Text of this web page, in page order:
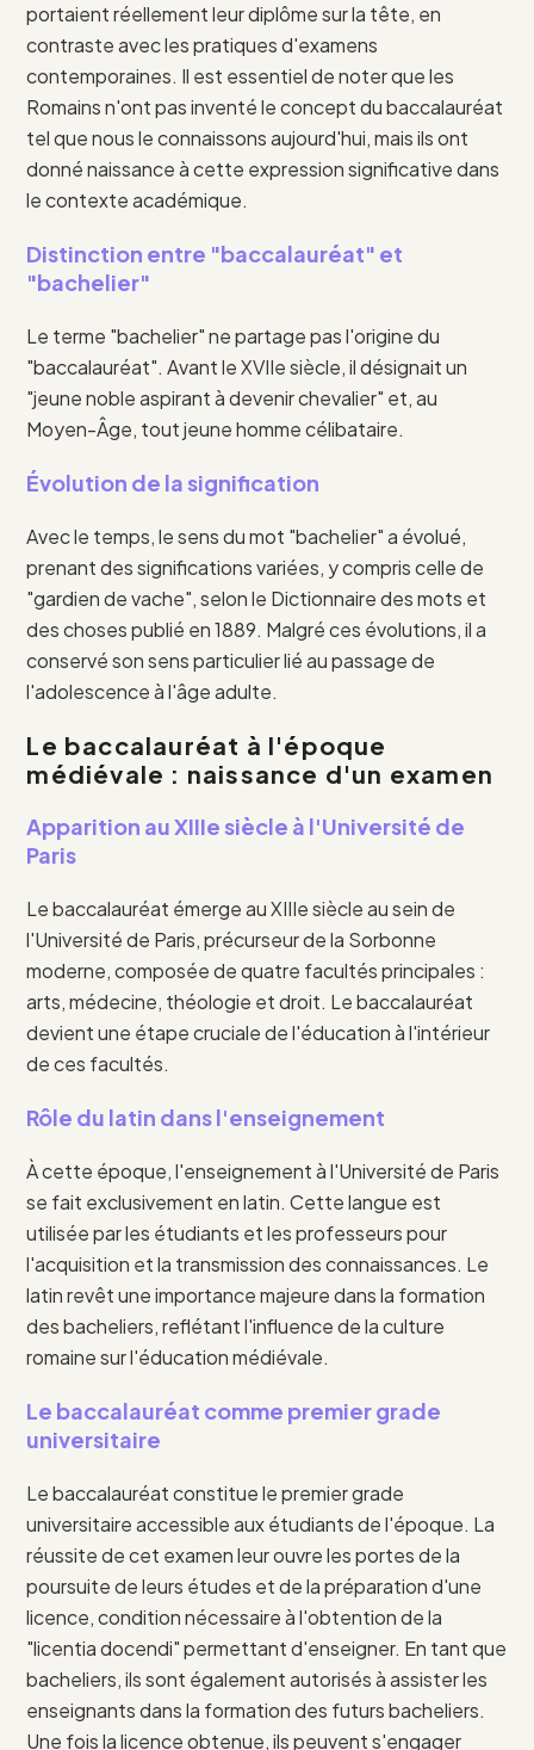
portaient réellement leur diplôme sur la tête, en
contraste avec les pratiques d'examens
contemporaines. Il est essentiel de noter que les
Romains n'ont pas inventé le concept du baccalauréat
tel que nous le connaissons aujourd'hui, mais ils ont
donné naissance à cette expression significative dans
le contexte académique.
Distinction entre "baccalauréat" et
"bachelier"
Le terme "bachelier" ne partage pas l'origine du
"baccalauréat". Avant le XVIIe siècle, il désignait un
"jeune noble aspirant à devenir chevalier" et, au
Moyen-Âge, tout jeune homme célibataire.
Évolution de la signification
Avec le temps, le sens du mot "bachelier" a évolué,
prenant des significations variées, y compris celle de
"gardien de vache", selon le Dictionnaire des mots et
des choses publié en 1889. Malgré ces évolutions, il a
conservé son sens particulier lié au passage de
l'adolescence à l'âge adulte.
Le baccalauréat à l'époque
médiévale : naissance d'un examen
Apparition au XIIIe siècle à l'Université de
Paris
Le baccalauréat émerge au XIIIe siècle au sein de
l'Université de Paris, précurseur de la Sorbonne
moderne, composée de quatre facultés principales :
arts, médecine, théologie et droit. Le baccalauréat
devient une étape cruciale de l'éducation à l'intérieur
de ces facultés.
Rôle du latin dans l'enseignement
À cette époque, l'enseignement à l'Université de Paris
se fait exclusivement en latin. Cette langue est
utilisée par les étudiants et les professeurs pour
l'acquisition et la transmission des connaissances. Le
latin revêt une importance majeure dans la formation
des bacheliers, reflétant l'influence de la culture
romaine sur l'éducation médiévale.
Le baccalauréat comme premier grade
universitaire
Le baccalauréat constitue le premier grade
universitaire accessible aux étudiants de l'époque. La
réussite de cet examen leur ouvre les portes de la
poursuite de leurs études et de la préparation d'une
licence, condition nécessaire à l'obtention de la
"licentia docendi" permettant d'enseigner. En tant que
bacheliers, ils sont également autorisés à assister les
enseignants dans la formation des futurs bacheliers.
Une fois la licence obtenue, ils peuvent s'engager